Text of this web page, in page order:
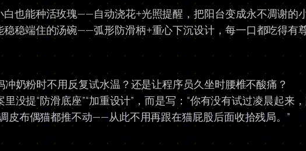
也能种活玫瑰——自动浇花+光照提醒，把阳台变成永不凋谢的
稳端住的汤碗——弧形防滑柄+重心下沉设计，每一口都吃得有
奶粉时不用反复试水温？还是让程序员久坐时腰椎不酸痛？
没提“防滑底座”“加重设计”，而是写：“你有没有试过凌晨起来
皮布偶猫都推不动——从此不用再跟在猫屁股后面收拾残局。”